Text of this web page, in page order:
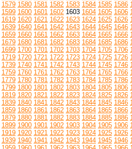
1579 1580 1581 1582 1583 1584 1585 1586
1599 1600 1601 1602 1603 1604 1605 1606
1619 1620 1621 1622 1623 1624 1625 1626
1639 1640 1641 1642 1643 1644 1645 1646
1659 1660 1661 1662 1663 1664 1665 1666
1679 1680 1681 1682 1683 1684 1685 1686
1699 1700 1701 1702 1703 1704 1705 1706
1719 1720 1721 1722 1723 1724 1725 1726
1739 1740 1741 1742 1743 1744 1745 1746
1759 1760 1761 1762 1763 1764 1765 1766
1779 1780 1781 1782 1783 1784 1785 1786
1799 1800 1801 1802 1803 1804 1805 1806
1819 1820 1821 1822 1823 1824 1825 1826
1839 1840 1841 1842 1843 1844 1845 1846
1859 1860 1861 1862 1863 1864 1865 1866
1879 1880 1881 1882 1883 1884 1885 1886
1899 1900 1901 1902 1903 1904 1905 1906
1919 1920 1921 1922 1923 1924 1925 1926
1939 1940 1941 1942 1943 1944 1945 1946